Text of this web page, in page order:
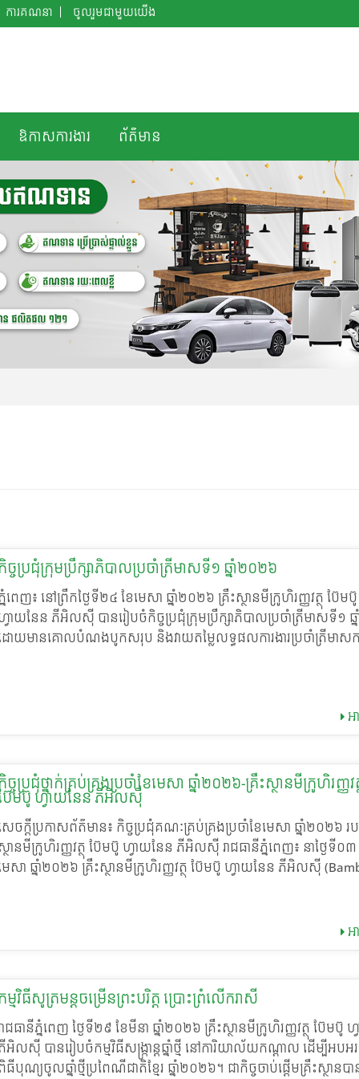
ការគណនា ចូលរួម​ជាមួយ​យើង
ឱកាសការងារ ព័ត៌មាន
ច្ចប្រជុំក្រុមប្រឹក្សាភិបាលប្រចាំត្រីមាសទី១ ឆ្នាំ២០២៦
នំពេញ៖ នៅព្រឹកថ្ងៃទី២៤ ខែមេសា ឆ្នាំ២០២៦ គ្រឹះស្ថានមីក្រូហិរញ្ញវត្ថុ ប៊ែមប៊ូ
វាយនែន ភីអិលស៊ី បានរៀបចំកិច្ចប្រជុំក្រុមប្រឹក្សាភិបាលប្រចាំត្រីមាសទី១ ឆ្
ោយមានគោលបំណងបូកសរុប និងវាយតម្លៃលទ្ធផលការងារប្រចាំត្រីមាស
មយ៉ាងសកម្មពីសំណាក់សមាជិក និងសមាជិកាក្រុមប្រឹក្សាភិបាល អភិបាលប្
រមទាំងគណៈកម្មការប្រតិបត្តិរបស់គ្រឹះស្ថាន ដែលបានរួមចំណែកផ្តល់ម
ជម្រៅលើសមិទ្ធផលសំខាន់ៗ ដែលសម្រេចបានក្នុងត្រីមាសទី១ រួមទាំងកា
ភាគលើសូចនាករប្រតិបត្តិការ ស្ថានភាពទីផ្សារ និងហានិភ័យពាក់ព័ន្ធ។ ជាមួយ
បានលើកឡើងពីបញ្ហាប្រឈមដែលបានជួបប្រទះក្នុងអំឡុងពេលអនុវត្តការ
ានពិភាក្សារកដំណោះស្រាយសមស្រប ដើម្បីបន្តធានាបាននូវស្ថិរភាព និង
បដោយចីរភាព។ លើសពីនេះ ក្រុមប្រឹក្សាភិបាលបានផ្តល់អនុសាសន៍យុទ្ធសាស្ត្រ
ខាន់ៗដល់ថ្នាក់គ្រប់គ្រង ដោយផ្តោតលើការកែលម្អប្រសិទ្ធភាពប្រតិបត្តិការ
េវាហិរញ្ញវត្ថុប្រកបដោយសុវត្ថិភាព ប្រសិទ្ធភាព និងមានស្មារតីទទួលខុសត្
អ
ច្ចប្រជុំថ្នាក់គ្រប់គ្រងប្រចាំខែមេសា ឆ្នាំ២០២៦-គ្រឹះស្ថានមីក្រូហិរញ្ញវ
ែមប៊ូ ហ្វាយនែន ភីអិលស៊ី
េចក្តីប្រកាសព័ត៌មាន៖ កិច្ចប្រជុំគណៈគ្រប់គ្រងប្រចាំខែមេសា ឆ្នាំ២០២៦ រ
ថានមីក្រូហិរញ្ញវត្ថុ ប៊ែមប៊ូ ហ្វាយនែន ភីអិលស៊ី រាជធានីភ្នំពេញ៖ នាថ្ងៃទី០៣
េសា ឆ្នាំ២០២៦ គ្រឹះស្ថានមីក្រូហិរញ្ញវត្ថុ ប៊ែមប៊ូ ហ្វាយនែន ភីអិលស៊ី
ណាងភាគទុនិក និងជាអភិបាលប្រតិបត្តិ និងលោក កែវ សុខា អគ្គនាយកនៃ
ណាក់តំណាងក្រុមហ៊ុនដៃគូយុទ្ធសាស្ត្រ ព្រមទាំងថ្នាក់ដឹកនាំនាយកដ្ឋាន
ារិយាល័យ និងមន្ត្រីបង្គោលតាមបណ្តាសាខាទាំងអស់។ ក្នុងរបៀបវារៈនៃកិច្ច
ណៈគ្រប់គ្រងបានធ្វើការវាយតម្លៃយ៉ាងលម្អិតលើរបាយការណ៍សមិទ្ធផលការ
រចាំខែ ដោយផ្តោតសំខាន់លើចំណុចគន្លឹះៗរួមមាន៖ • ការពិភាក្សាស៊ីជម្រៅ
មិភាគ៖ ការបែងចែកក្រុមពិភាក្សាដើម្បីវិភាគលើបញ្ហាប្រឈមជាក់ស្តែង និង
អ
ម្មវិធីសូត្រមន្តចម្រើនព្រះបរិត្ត ប្រោះព្រំលើករាសី
ាជធានីភ្នំពេញ ថ្ងៃទី២៩ ខែមីនា ឆ្នាំ២០២៦ គ្រឹះស្ថានមីក្រូហិរញ្ញវត្ថុ ប៊ែមប៊ូ
អិលស៊ី បានរៀបចំកម្មវិធីសង្ក្រាន្តឆ្នាំថ្មី នៅការិយាល័យកណ្តាល ដើម្បីអបអ
ធីបុណ្យចូលឆ្នាំថ្មីប្រពៃណីជាតិខ្មែរ ឆ្នាំ២០២៦។ ជាកិច្ចចាប់ផ្តើមគ្រឹះស្ថានប